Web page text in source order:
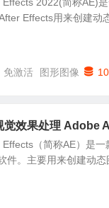
Effects用来创建动
免激活 图形图像 10
觉效果处理 Adobe
（简称AE）是
件。主要用来创建动